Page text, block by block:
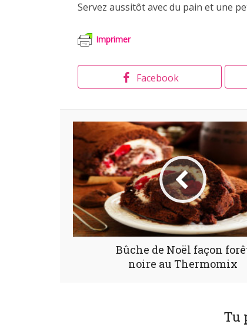
Servez aussitôt avec du pain et une
Imprimer
Facebook
Bûche de Noël façon
noire au Thermomix
Tu